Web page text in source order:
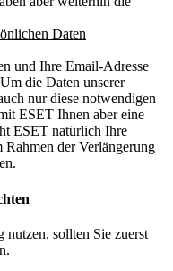
Daten
und Ihre Email-Adresse
die Daten unserer
nur diese notwendigen
ESET Ihnen aber eine
ESET natürlich Ihre
der Verlängerung
nutzen, sollten Sie zuerst